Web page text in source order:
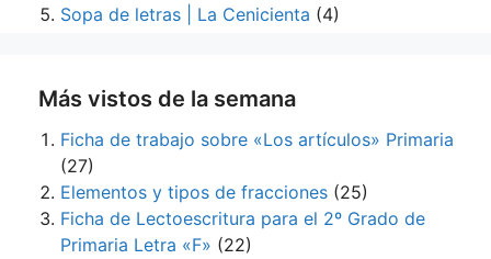
Sopa de letras | La Cenicienta (4)
Más vistos de la semana
Ficha de trabajo sobre «Los artículos» Primaria
(27)
Elementos y tipos de fracciones (25)
Ficha de Lectoescritura para el 2º Grado de
Primaria Letra «F» (22)